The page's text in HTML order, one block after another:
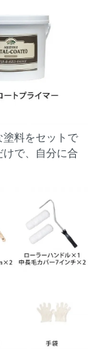
料をセットで
で、自分に合